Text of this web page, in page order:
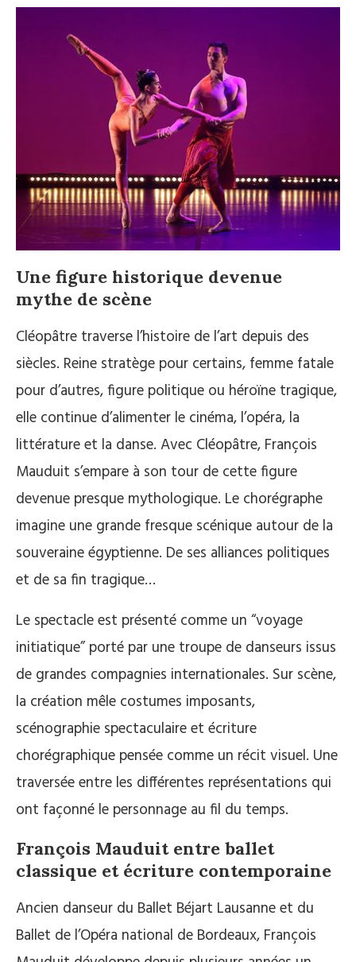
Une figure historique devenue
mythe de scène
Cléopâtre traverse l’histoire de l’art depuis des
siècles. Reine stratège pour certains, femme fatale
pour d’autres, figure politique ou héroïne tragique,
elle continue d’alimenter le cinéma, l’opéra, la
littérature et la danse. Avec Cléopâtre, François
Mauduit s’empare à son tour de cette figure
devenue presque mythologique. Le chorégraphe
imagine une grande fresque scénique autour de la
souveraine égyptienne. De ses alliances politiques
et de sa fin tragique…
Le spectacle est présenté comme un “voyage
initiatique” porté par une troupe de danseurs issus
de grandes compagnies internationales. Sur scène,
la création mêle costumes imposants,
scénographie spectaculaire et écriture
chorégraphique pensée comme un récit visuel. Une
traversée entre les différentes représentations qui
ont façonné le personnage au fil du temps.
François Mauduit entre ballet
classique et écriture contemporaine
Ancien danseur du Ballet Béjart Lausanne et du
Ballet de l’Opéra national de Bordeaux, François